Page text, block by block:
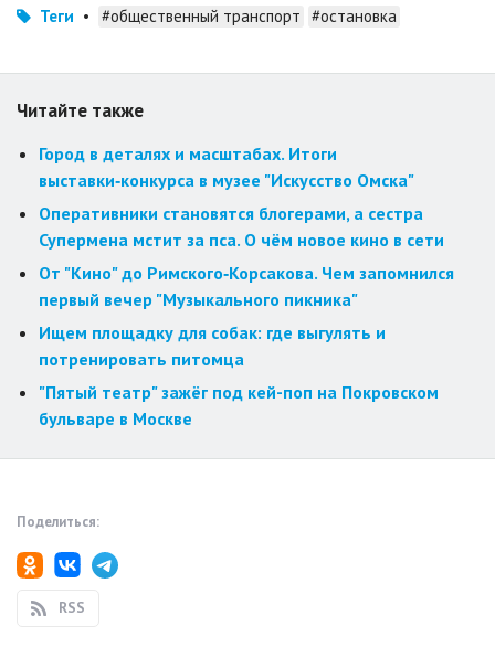
Теги • #общественный транспорт #остановка
Читайте также
Город в деталях и масштабах. Итоги
выставки‑конкурса в музее "Искусство Омска"
Оперативники становятся блогерами, а сестра
Супермена мстит за пса. О чём новое кино в сети
От "Кино" до Римского‑Корсакова. Чем запомнился
первый вечер "Музыкального пикника"
Ищем площадку для собак: где выгулять и
потренировать питомца
"Пятый театр" зажёг под кей-поп на Покровском
бульваре в Москве
Поделиться:
RSS